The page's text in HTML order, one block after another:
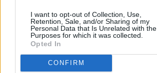
I want to opt-out of Collection, Use,
Retention, Sale, and/or Sharing of my
Personal Data that Is Unrelated with the
Purposes for which it was collected.
Opted In
CONFIRM